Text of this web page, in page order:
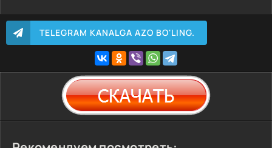
TELEGRAM KANALGA AZO BO'LING.